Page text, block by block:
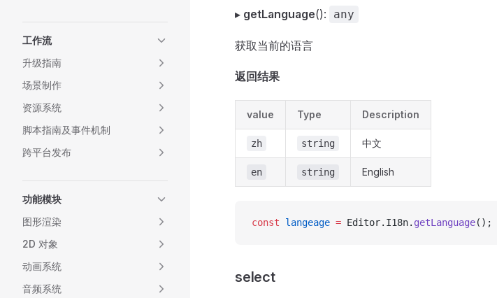
工作流
升级指南
场景制作
资源系统
脚本指南及事件机制
跨平台发布
功能模块
图形渲染
2D 对象
动画系统
音频系统
▸ getLanguage(): any
获取当前的语言
返回结果
value Type Description
zh string 中文
en string English
const langeage = Editor.I18n. getLanguage();
select